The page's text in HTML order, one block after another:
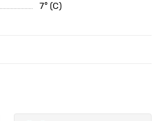
7° (C)